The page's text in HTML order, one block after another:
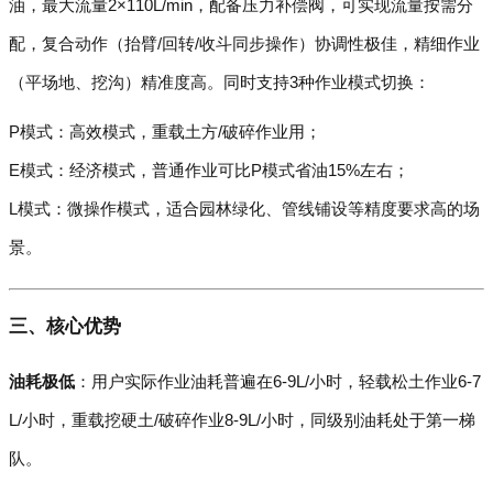
油，最大流量2×110L/min，配备压力补偿阀，可实现流量按需分
配，复合动作（抬臂/回转/收斗同步操作）协调性极佳，精细作业
（平场地、挖沟）精准度高。同时支持3种作业模式切换：
P模式：高效模式，重载土方/破碎作业用；
E模式：经济模式，普通作业可比P模式省油15%左右；
L模式：微操作模式，适合园林绿化、管线铺设等精度要求高的场
景。
三、核心优势
油耗极低 ：用户实际作业油耗普遍在6-9L/小时，轻载松土作业6-7
L/小时，重载挖硬土/破碎作业8-9L/小时，同级别油耗处于第一梯
队。